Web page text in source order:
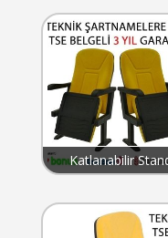
Katlanabilir